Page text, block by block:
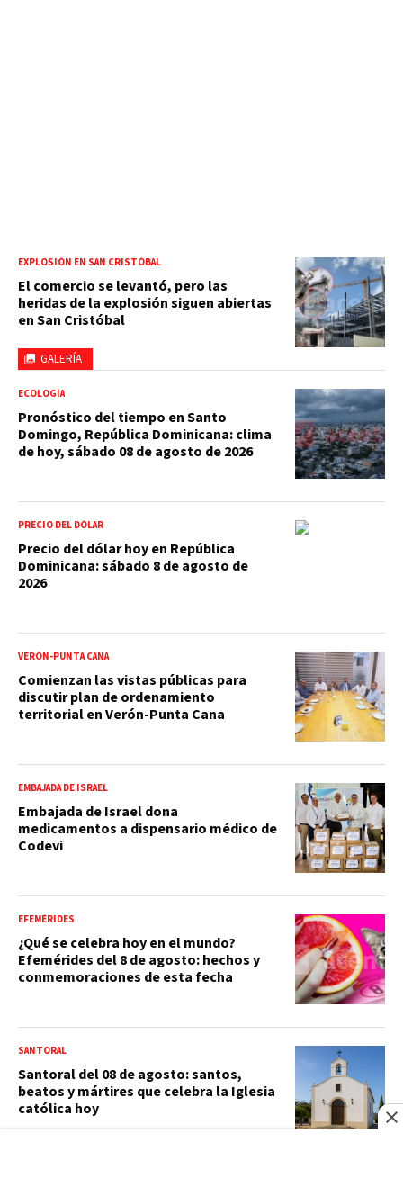
GALERÍA
EXPLOSIÓN EN SAN CRISTÓBAL
El comercio se levantó, pero las
heridas de la explosión siguen abiertas
en San Cristóbal
ECOLOGÍA
Pronóstico del tiempo en Santo
Domingo, República Dominicana: clima
de hoy, sábado 08 de agosto de 2026
PRECIO DEL DÓLAR
Precio del dólar hoy en República
Dominicana: sábado 8 de agosto de
2026
VERÓN-PUNTA CANA
Comienzan las vistas públicas para
discutir plan de ordenamiento
territorial en Verón-Punta Cana
EMBAJADA DE ISRAEL
Embajada de Israel dona
medicamentos a dispensario médico de
Codevi
EFEMÉRIDES
¿Qué se celebra hoy en el mundo?
Efemérides del 8 de agosto: hechos y
conmemoraciones de esta fecha
SANTORAL
Santoral del 08 de agosto: santos,
beatos y mártires que celebra la Iglesia
católica hoy